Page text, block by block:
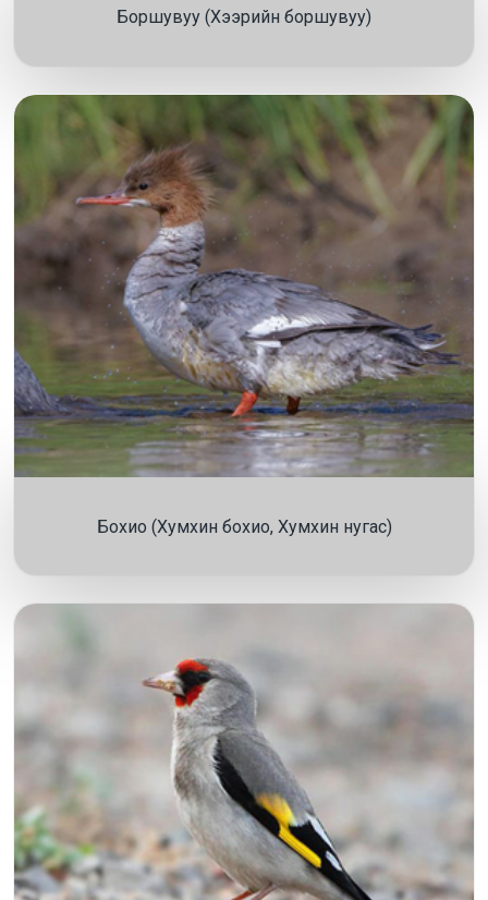
Боршувуу (Хээрийн боршувуу)
Бохио (Хумхин бохио, Хумхин нугас)